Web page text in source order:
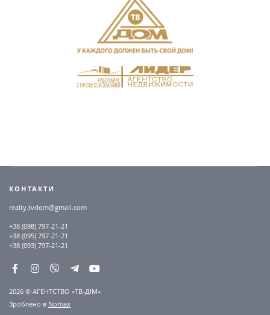
КОНТАКТИ
realty.tvdom@gmail.com
+38 (098) 797-21-21
+38 (095) 797-21-21
+38 (093) 797-21-21
2026 © АГЕНТСТВО «ТВ-ДІМ»
Зроблено в Nomax